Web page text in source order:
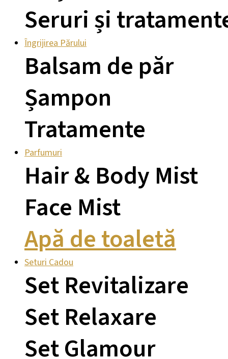
Seruri și
Îngrijirea Părului
Balsam de păr
Șampon
Tratamente
Parfumuri
Hair & Body Mist
Face Mist
Apă de toaletă
Seturi Cadou
Set Revitalizare
Set Relaxare
Set Glamour